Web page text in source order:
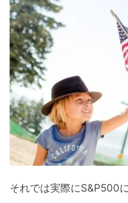
それでは実際にS&P500